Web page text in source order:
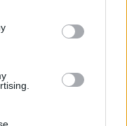
in below Google